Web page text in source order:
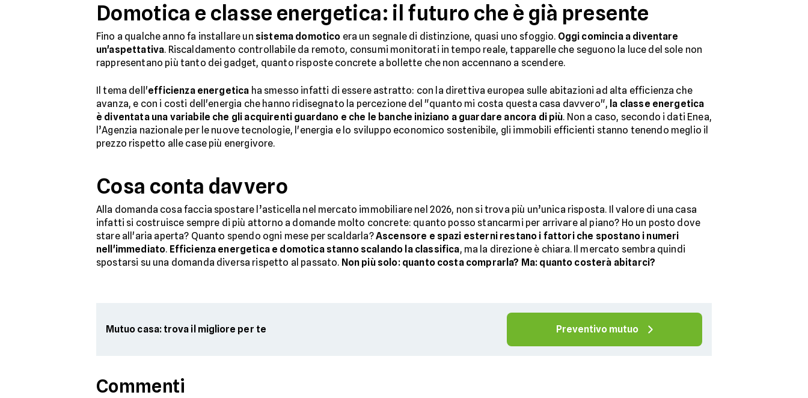
Domotica e classe energetica: il futuro che è già presente
Fino a qualche anno fa installare un sistema domotico era un segnale di distinzione, quasi uno sfoggio. Oggi comincia a diventare
un'aspettativa. Riscaldamento controllabile da remoto, consumi monitorati in tempo reale, tapparelle che seguono la luce del sole non
rappresentano più tanto dei gadget, quanto risposte concrete a bollette che non accennano a scendere.
Il tema dell'efficienza energetica ha smesso infatti di essere astratto: con la direttiva europea sulle abitazioni ad alta efficienza che
avanza, e con i costi dell'energia che hanno ridisegnato la percezione del "quanto mi costa questa casa davvero", la classe energetica
è diventata una variabile che gli acquirenti guardano e che le banche iniziano a guardare ancora di più. Non a caso, secondo i dati Enea,
l’Agenzia nazionale per le nuove tecnologie, l'energia e lo sviluppo economico sostenibile, gli immobili efficienti stanno tenendo meglio il
prezzo rispetto alle case più energivore.
Cosa conta davvero
Alla domanda cosa faccia spostare l’asticella nel mercato immobiliare nel 2026, non si trova più un’unica risposta. Il valore di una casa
infatti si costruisce sempre di più attorno a domande molto concrete: quanto posso stancarmi per arrivare al piano? Ho un posto dove
stare all'aria aperta? Quanto spendo ogni mese per scaldarla?Ascensore e spazi esterni restano i fattori che spostano i numeri
nell'immediato. Efficienza energetica e domotica stanno scalando la classifica, ma la direzione è chiara. Il mercato sembra quindi
spostarsi su una domanda diversa rispetto al passato. Non più solo: quanto costa comprarla? Ma: quanto costerà abitarci?
Mutuo casa: trova il migliore per te Preventivo mutuo
Commenti